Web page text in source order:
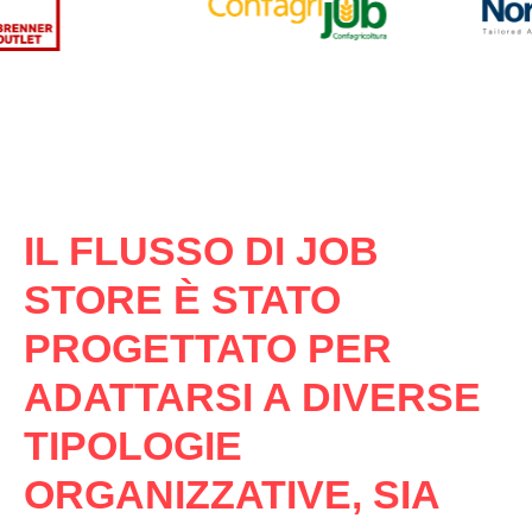
IL FLUSSO DI JOB
STORE È STATO
PROGETTATO PER
ADATTARSI A DIVERSE
TIPOLOGIE
ORGANIZZATIVE, SIA